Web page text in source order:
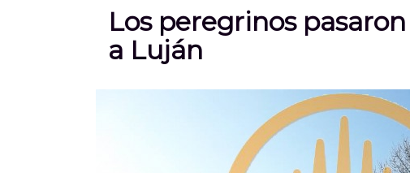
Los peregrinos
a Luján